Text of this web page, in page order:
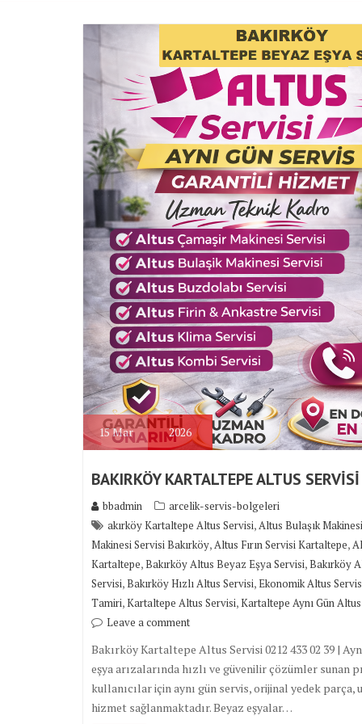
15Mar 2026
BAKIRKÖY KARTALTEPE ALTUS SERVİSİ
bbadmin
arcelik-servis-bolgeleri
akırköy Kartaltepe Altus Servisi,Altus Bulaşık
Makinesi Servisi Bakırköy,Altus Fırın Servisi Kartaltepe,
Kartaltepe,Bakırköy Altus Beyaz Eşya Servisi,Bakırköy
Servisi,Bakırköy Hızlı Altus Servisi,Ekonomik Altus
Tamiri,Kartaltepe Altus Servisi,Kartaltepe Aynı Gün
Leave a comment
Bakırköy Kartaltepe Altus Servisi 0212 433 02 39 |
eşya arızalarında hızlı ve güvenilir çözümler
kullanıcılar için aynı gün servis, orijinal yedek
hizmet sağlanmaktadır. Beyaz eşyalar…